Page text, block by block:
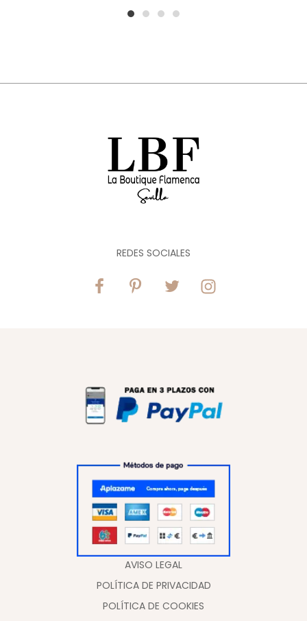
REDES SOCIALES
AVISO LEGAL
POLÍTICA DE PRIVACIDAD
POLÍTICA DE COOKIES